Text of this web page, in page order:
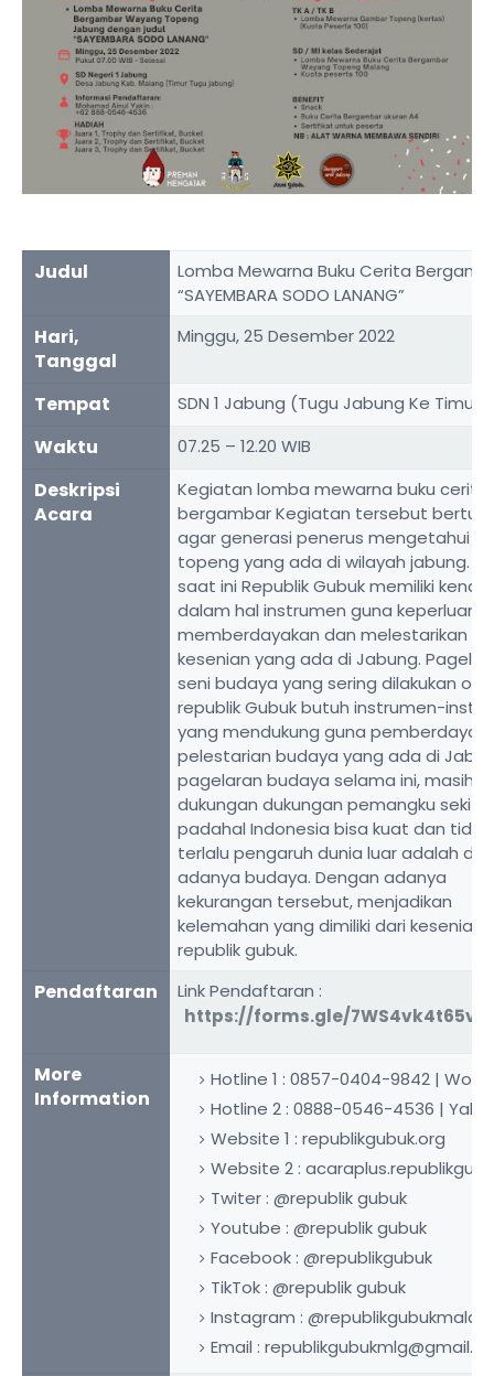
Judul
Lomba Mewarna Buku Cerita
“SAYEMBARA SODO LANANG”
Hari,
Tanggal
Minggu, 25 Desember 2022
Tempat SDN 1 Jabung (Tugu Jabung Ke Timur)
Waktu 07.25 – 12.20 WIB
Deskripsi
Acara
Kegiatan lomba mewarna buku cerita
bergambar Kegiatan tersebut
agar generasi penerus mengetahui
topeng yang ada di wilayah jabung.
saat ini Republik Gubuk memiliki
dalam hal instrumen guna keperluan
memberdayakan dan melestarikan
kesenian yang ada di Jabung.
seni budaya yang sering dilakukan
republik Gubuk butuh instrumen-
yang mendukung guna
pelestarian budaya yang ada di
pagelaran budaya selama ini, masih
dukungan dukungan pemangku sekitar
padahal Indonesia bisa kuat dan tidak
terlalu pengaruh dunia luar adalah
adanya budaya. Dengan adanya
kekurangan tersebut, menjadikan
kelemahan yang dimiliki dari kesenian
republik gubuk.
Pendaftaran
Link Pendaftaran :
https://forms.gle/
More
Information
Hotline 1 : 0857-0404-9842 |
Hotline 2 : 0888-0546-4536 |
Website 1 : republikgubuk.org
Website 2 :
Twiter : @republik gubuk
Youtube : @republik gubuk
Facebook : @republikgubuk
TikTok : @republik gubuk
Instagram :
Email :